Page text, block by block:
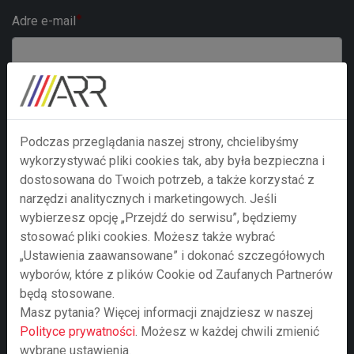
Adre e-mail
Numer telefonu
Treść zapytania
Podczas przeglądania naszej strony, chcielibyśmy
wykorzystywać pliki cookies tak, aby była bezpieczna i
dostosowana do Twoich potrzeb, a także korzystać z
narzędzi analitycznych i marketingowych. Jeśli
wybierzesz opcję „Przejdź do serwisu”, będziemy
stosować pliki cookies. Możesz także wybrać
„Ustawienia zaawansowane” i dokonać szczegółowych
wyborów, które z plików Cookie od Zaufanych Partnerów
będą stosowane.
Masz pytania? Więcej informacji znajdziesz w naszej
Polityce prywatności. Możesz w każdej chwili zmienić
wybrane ustawienia.